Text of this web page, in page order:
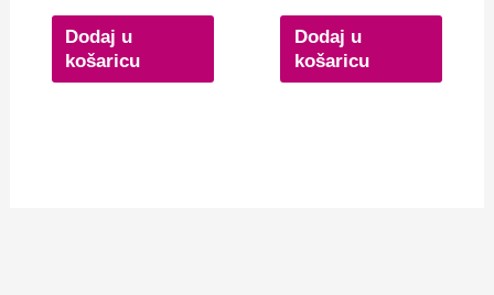
Dodaj u
košaricu
Dodaj u
košaricu